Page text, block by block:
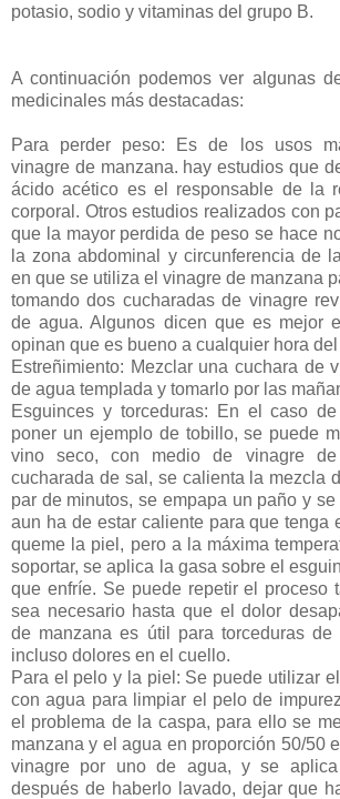
potasio, sodio y vitaminas del grupo B.
A continuación podemos ver algunas
medicinales más destacadas:
Para perder peso: Es de los usos
vinagre de manzana. hay estudios que
ácido acético es el responsable de la
corporal. Otros estudios realizados con
que la mayor perdida de peso se hace
la zona abdominal y circunferencia de
en que se utiliza el vinagre de manzana
tomando dos cucharadas de vinagre
de agua. Algunos dicen que es mejor
opinan que es bueno a cualquier hora del
Estreñimiento: Mezclar una cuchara de
de agua templada y tomarlo por las
Esguinces y torceduras: En el caso
poner un ejemplo de tobillo, se puede
vino seco, con medio de vinagre
cucharada de sal, se calienta la mezcla
par de minutos, se empapa un paño y
aun ha de estar caliente para que tenga
queme la piel, pero a la máxima
soportar, se aplica la gasa sobre el
que enfríe. Se puede repetir el proceso
sea necesario hasta que el dolor
de manzana es útil para torceduras
incluso dolores en el cuello.
Para el pelo y la piel: Se puede utilizar
con agua para limpiar el pelo de
el problema de la caspa, para ello se
manzana y el agua en proporción 50/50
vinagre por uno de agua, y se
después de haberlo lavado, dejar que